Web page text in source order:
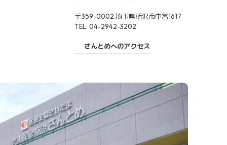
〒359-0002 埼玉県所沢市中富1617
TEL: 04-2942-3202
さんとめへのアクセス